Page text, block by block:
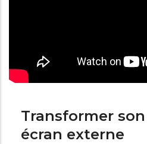
Transformer
écran externe